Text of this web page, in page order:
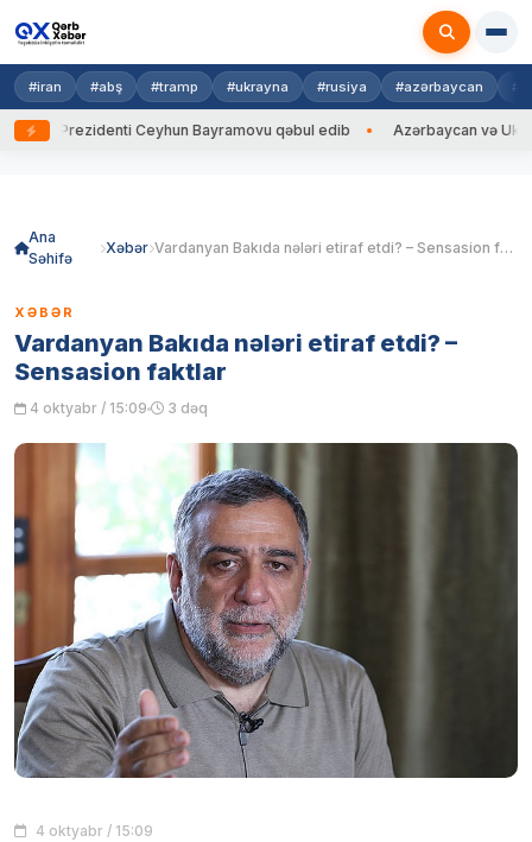
#iran #abş #tramp #ukrayna #rusiya #azərbaycan
Prezidenti Ceyhun Bayramovu qəbul edib Azərbaycan və Ukrayna
Ana
Səhifə
Xəbər Vardanyan Bakıda nələri etiraf etdi? – Sensasion faktlar
XƏBƏR
Vardanyan Bakıda nələri etiraf etdi? –
Sensasion faktlar
4 oktyabr / 15:09 3 dəq
4 oktyabr / 15:09